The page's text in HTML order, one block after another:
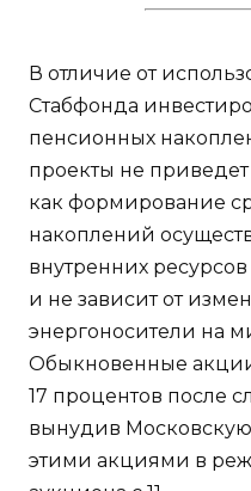
В отличие от
Стабфонда
пенсионных
проекты не
как формирование
накоплений
внутренних
и не зависит от
энергоносители на
Обыкновенные
17 процентов после
вынудив
этими акциями в